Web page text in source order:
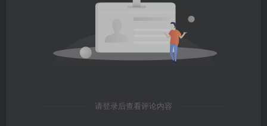
请登录后查看评论内容